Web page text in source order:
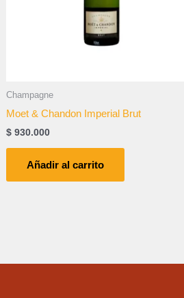
Champagne
Moet & Chandon Imperial Brut
$ 930.000
Añadir al carrito